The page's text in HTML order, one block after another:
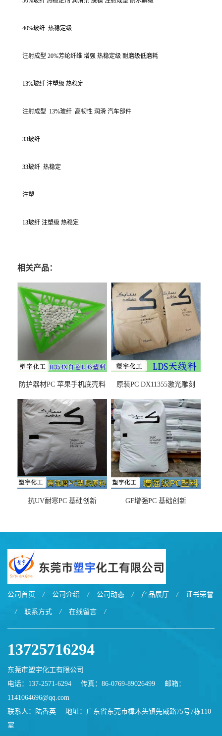
40%玻纤 热稳定级
注射成型 20%芳纶纤维 增强 热稳定级 耐磨级低磨耗
13%玻纤 注塑级 热稳定
注射成型 13%玻纤 高韧性 润滑 汽车部件
33玻纤
33玻纤 热稳定
注塑
13玻纤 注塑级 热稳定
相关产品：
防护器材PC 苹果手机底壳料
之忧
原装PC DX11355激光雕刻
抗UV耐寒PC 基础创新
GF增强PC 基础创新
公司首页 / 公司介绍 / 公司动态 / 产品展厅 / 证书荣誉
/ 联系方式 / 在线留言 /
13725716294
东莞市塑宇化工有限公司
电话：137-2571-6294
传真：86-0769-89026499
邮箱：
1141064696@qq.com
联系人：陆香英
地址：广东省东莞市樟木头镇先威路75号7栋110
室